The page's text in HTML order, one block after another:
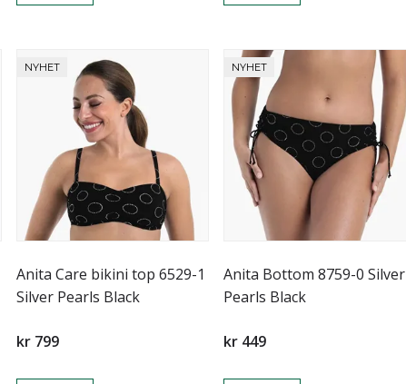
NYHET
Anita Care bikini top 6529-1
Silver Pearls Black
kr 799
NYHET
Anita Bottom 8759-0 Silver
Pearls Black
kr 449